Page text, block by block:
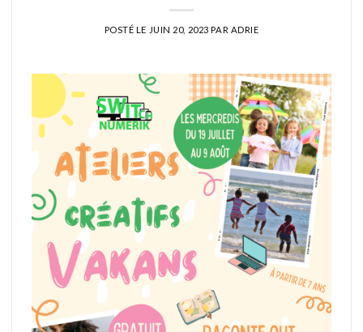
POSTÉ LE JUIN 20, 2023 PAR ADRIE